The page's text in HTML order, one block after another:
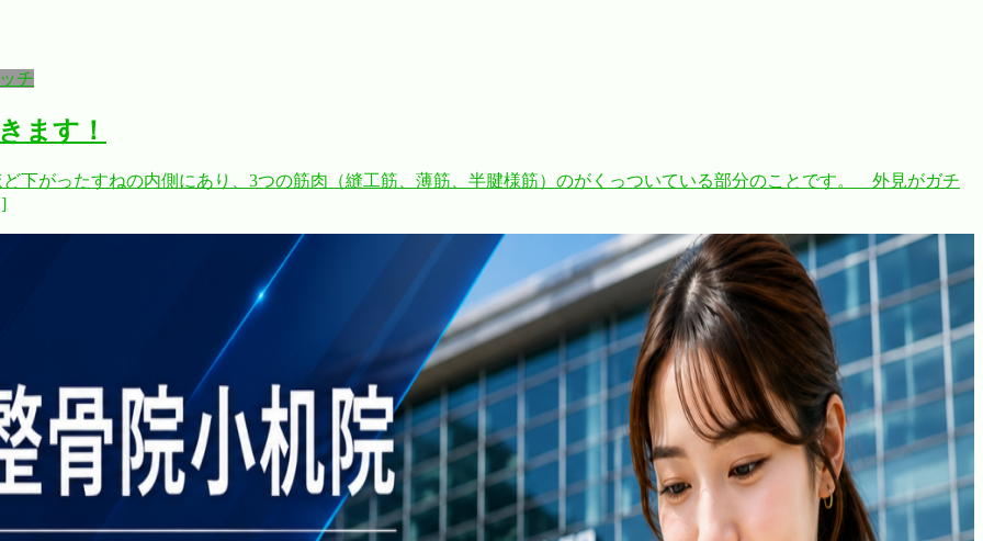
チ
ます！
下がったすねの内側にあり、3つの筋肉（縫工筋、薄筋、半腱様筋）のがくっついている部分のことです。 外見がガチ